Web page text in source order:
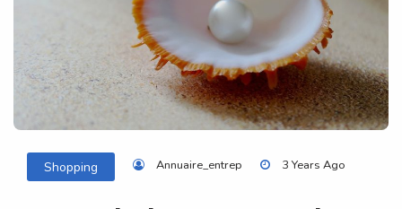
Shopping Annuaire_entrep 3 Years Ago